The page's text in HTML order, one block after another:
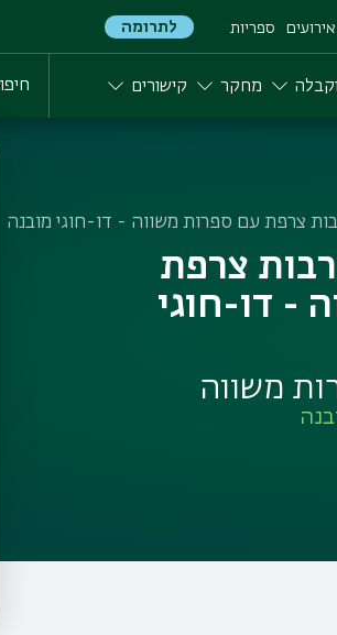
אירועים ספריות לתרומה
מחקר קישורים חיפוש
צרפת עם ספרות משווה - דו-חוגי מובנה
צרפת
- דו-חוגי
משווה